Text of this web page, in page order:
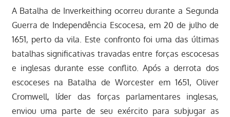
A Batalha de Inverkeithing ocorreu durante a Segunda
Guerra de Independência Escocesa, em 20 de julho de
1651, perto da vila. Este confronto foi uma das últimas
batalhas significativas travadas entre forças escocesas
e inglesas durante esse conflito. Após a derrota dos
escoceses na Batalha de Worcester em 1651, Oliver
Cromwell, líder das forças parlamentares inglesas,
enviou uma parte de seu exército para subjugar as